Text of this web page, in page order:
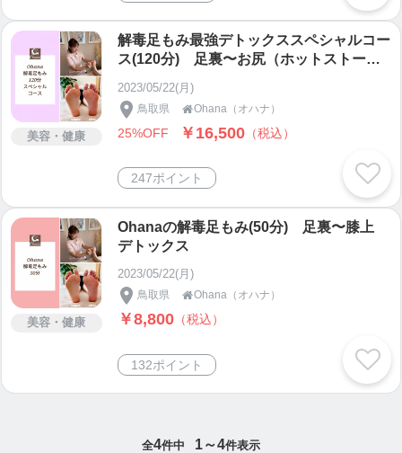
美容・健康
解毒足もみ最強デトックススペシャルコー
ス(120分) 足裏〜お尻（ホットストーン
2023/05/22(月)
鳥取県 Ohana（オハナ）
25%OFF ￥16,500 （税込）
247ポイント
美容・健康
Ohanaの解毒足もみ(50分) 足裏〜膝上
デトックス
2023/05/22(月)
鳥取県 Ohana（オハナ）
￥8,800 （税込）
132ポイント
全4件中 1～4件表示